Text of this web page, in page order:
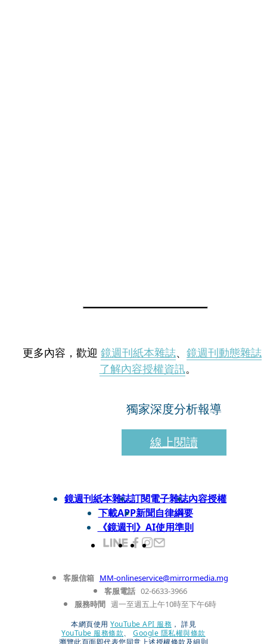
更多內容，歡迎 鏡週刊紙本雜誌、 鏡週刊動態雜誌
了解內容授權資訊。
獨家深度分析報導
線上閱讀
鏡週刊紙本雜誌訂閱電子雜誌內容授權
下載APP新聞自律綱要
《鏡週刊》AI使用準則
客服信箱 MM-onlineservice@mirrormedia.mg
客服電話 02-6633-3966
服務時間 週一至週五上午10時至下午6時
本網頁使用 YouTube API 服務 ， 詳見
YouTube 服務條款、
Google 隱私權與條款
瀏覽此頁面即代表您同意上述授權條款及細則